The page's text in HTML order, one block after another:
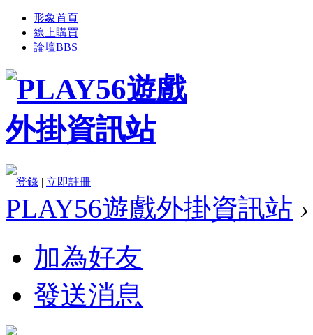
形象首頁
線上購買
論壇BBS
登錄 | 立即註冊
PLAY56遊戲外掛資訊站 ›
加為好友
發送消息